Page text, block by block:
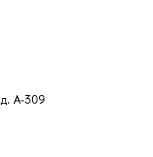
А-309